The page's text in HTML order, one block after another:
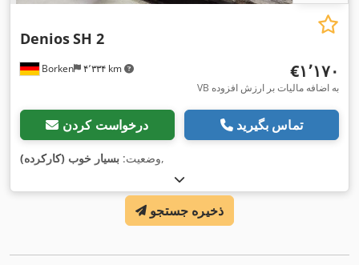
Borken ۴٬۳۳۴ km
DeniosSH 2
‎€۱٬۱۷۰
VB به اضافه مالیات بر ارزش افزوده
درخواست کردن تماس بگیرید
وضعیت: بسیار خوب (کارکرده) ,
ذخیره جستجو